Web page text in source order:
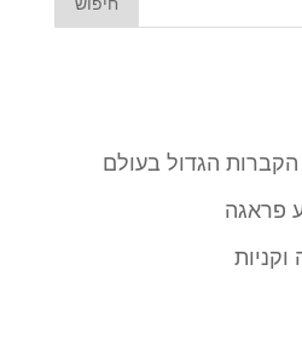
הקברות הגדול בעולם
פראגה